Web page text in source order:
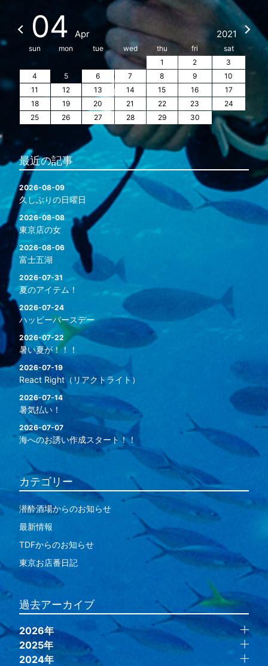
04 Apr 2021
sun mon tue wed thu fri
sat
1
2
3
4
5 6 7 8 9
10
11
12 13 14 15 16
17
18
19 20 21 22 23
24
25
26 27 28 29 30
最近の記事
2026-08-09
久しぶりの日曜日
2026-08-08
東京店の女
2026-08-06
富士五湖
2026-07-31
夏のアイテム！
2026-07-24
ハッピーバースデー
2026-07-22
暑い夏が！！！
2026-07-19
React Right（リアクトライト）
2026-07-14
暑気払い！
2026-07-07
海へのお誘い作成スタート！！
カテゴリー
潜酔酒場からのお知らせ
最新情報
TDFからのお知らせ
東京お店番日記
過去アーカイブ
2026年
2025年
2024年